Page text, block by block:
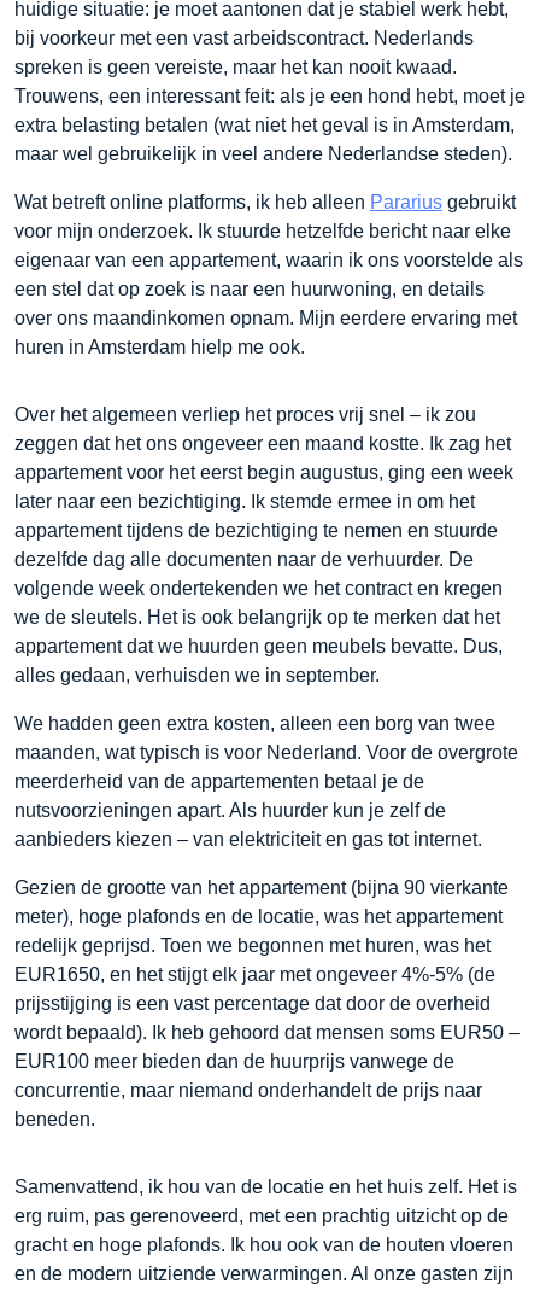
huidige situatie: je moet aantonen dat je stabiel werk hebt,
bij voorkeur met een vast arbeidscontract. Nederlands
spreken is geen vereiste, maar het kan nooit kwaad.
Trouwens, een interessant feit: als je een hond hebt, moet je
extra belasting betalen (wat niet het geval is in Amsterdam,
maar wel gebruikelijk in veel andere Nederlandse steden).
Wat betreft online platforms, ik heb alleen Pararius gebruikt
voor mijn onderzoek. Ik stuurde hetzelfde bericht naar elke
eigenaar van een appartement, waarin ik ons voorstelde als
een stel dat op zoek is naar een huurwoning, en details
over ons maandinkomen opnam. Mijn eerdere ervaring met
huren in Amsterdam hielp me ook.
Over het algemeen verliep het proces vrij snel – ik zou
zeggen dat het ons ongeveer een maand kostte. Ik zag het
appartement voor het eerst begin augustus, ging een week
later naar een bezichtiging. Ik stemde ermee in om het
appartement tijdens de bezichtiging te nemen en stuurde
dezelfde dag alle documenten naar de verhuurder. De
volgende week ondertekenden we het contract en kregen
we de sleutels. Het is ook belangrijk op te merken dat het
appartement dat we huurden geen meubels bevatte. Dus,
alles gedaan, verhuisden we in september.
We hadden geen extra kosten, alleen een borg van twee
maanden, wat typisch is voor Nederland. Voor de overgrote
meerderheid van de appartementen betaal je de
nutsvoorzieningen apart. Als huurder kun je zelf de
aanbieders kiezen – van elektriciteit en gas tot internet.
Gezien de grootte van het appartement (bijna 90 vierkante
meter), hoge plafonds en de locatie, was het appartement
redelijk geprijsd. Toen we begonnen met huren, was het
EUR1650, en het stijgt elk jaar met ongeveer 4%-5% (de
prijsstijging is een vast percentage dat door de overheid
wordt bepaald). Ik heb gehoord dat mensen soms EUR50 –
EUR100 meer bieden dan de huurprijs vanwege de
concurrentie, maar niemand onderhandelt de prijs naar
beneden.
Samenvattend, ik hou van de locatie en het huis zelf. Het is
erg ruim, pas gerenoveerd, met een prachtig uitzicht op de
gracht en hoge plafonds. Ik hou ook van de houten vloeren
en de modern uitziende verwarmingen. Al onze gasten zijn